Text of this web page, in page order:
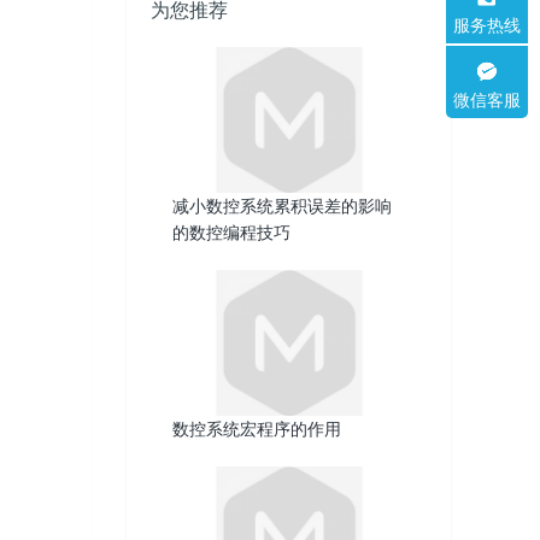
为您推荐
减小数控系统累积误差的影响
的数控编程技巧
数控系统宏程序的作用
服务热线
微信客服